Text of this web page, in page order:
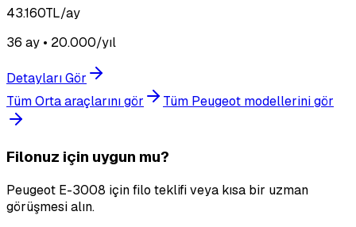
43.160TL/ay
36 ay • 20.000/yıl
Detayları Gör
Tüm Orta araçlarını gör
Tüm Peugeot modellerini gör
Filonuz için uygun mu?
Peugeot E-3008 için filo teklifi veya kısa bir uzman
görüşmesi alın.